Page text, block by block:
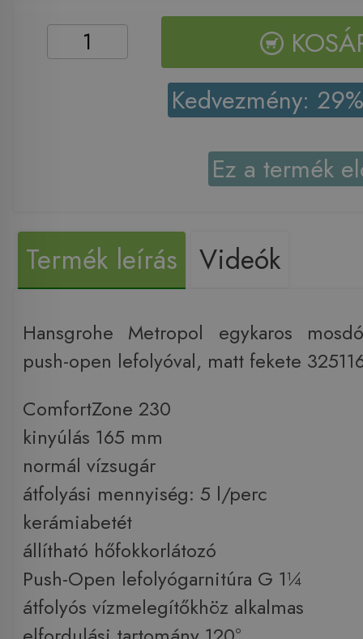
Kedvezmény:
Ez a termék
Termék leírás Videók
Hansgrohe Metropol egykaros
push-open lefolyóval, matt fekete
ComfortZone 230
kinyúlás 165 mm
normál vízsugár
átfolyási mennyiség: 5 l/perc
kerámiabetét
állítható hőfokkorlátozó
Push-Open lefolyógarnitúra G 1¼
átfolyós vízmelegítőkhöz alkalmas